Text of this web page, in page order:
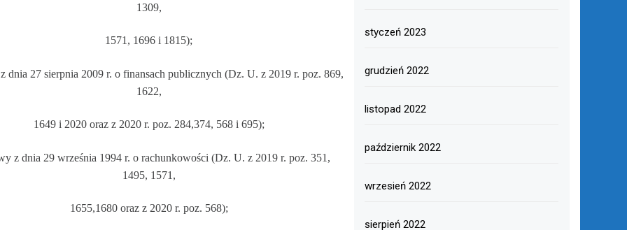
1309,
1571, 1696 i 1815);
dnia 27 sierpnia 2009 r. o finansach publicznych (Dz. U. z 2019 r. poz. 869,
1622,
1649 i 2020 oraz z 2020 r. poz. 284,374, 568 i 695);
z dnia 29 września 1994 r. o rachunkowości (Dz. U. z 2019 r. poz. 351,
1495, 1571,
1655,1680 oraz z 2020 r. poz. 568);
styczeń 2023
grudzień 2022
listopad 2022
październik 2022
wrzesień 2022
sierpień 2022